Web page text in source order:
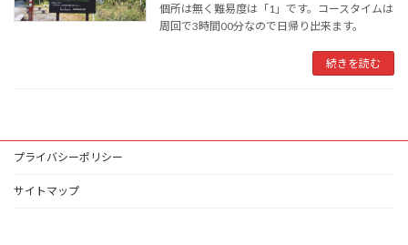
個所は無く難易度は「1」です。コースタイムは
周回で3時間00分なので日帰り出来ます。
続きを読む
プライバシーポリシー
サイトマップ